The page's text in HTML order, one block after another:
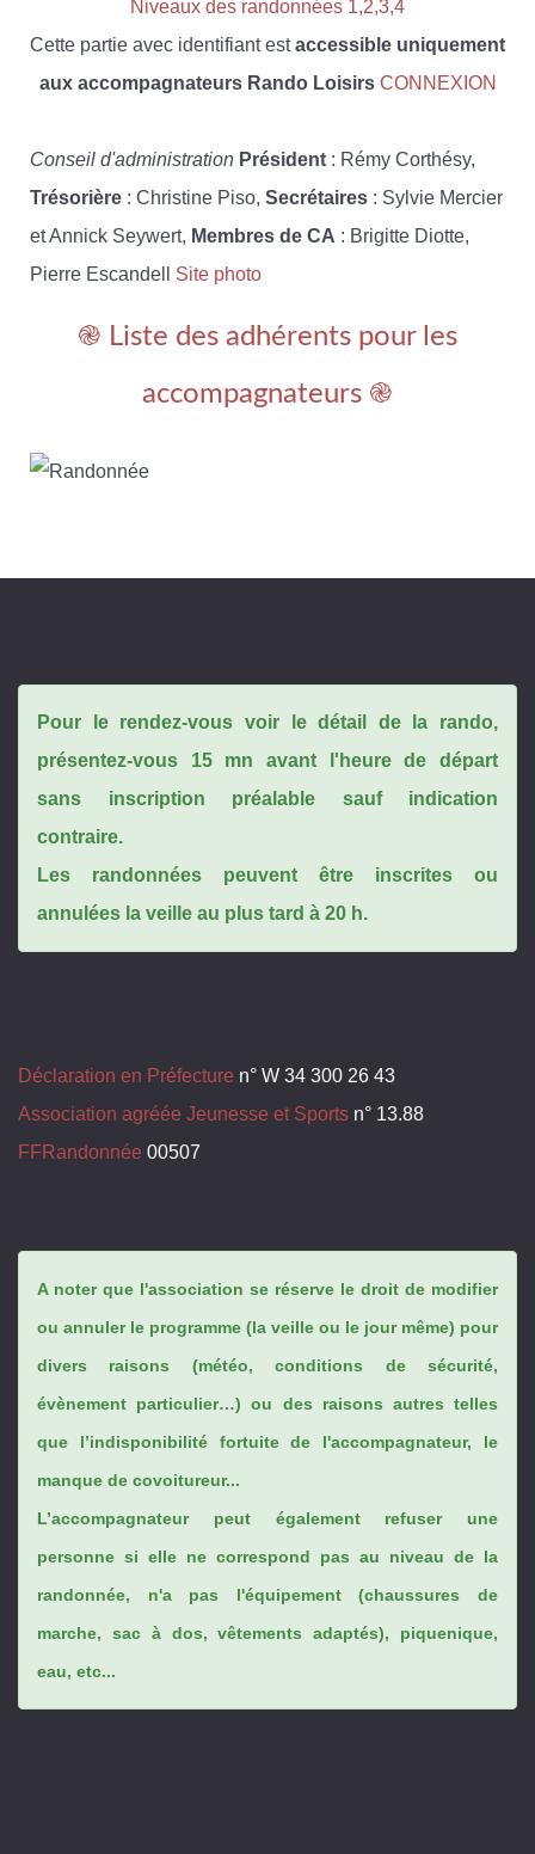
Niveaux des randonnées 1,2,3,4
Cette partie avec identifiant estaccessible uniquement
aux accompagnateurs Rando Loisirs CONNEXION
Conseil d'administration Président : Rémy Corthésy,
Trésorière : Christine Piso, Secrétaires : Sylvie Mercier
et Annick Seywert, Membres de CA : Brigitte Diotte,
Pierre Escandell Site photo
֎ Liste des adhérents pour les
accompagnateurs ֎
Pour le rendez-vous voir le détail de la rando,
présentez-vous 15 mn avant l'heure de départ
sans inscription préalable sauf indication
contraire.
Les randonnées peuvent être inscrites ou
annulées la veille au plus tard à 20 h.
Déclaration en Préfecture n° W 34 300 26 43
Association agréée Jeunesse et Sports n° 13.88
FFRandonnée 00507
A noter que l'association se réserve le droit de modifier
ou annuler le programme (la veille ou le jour même) pour
divers raisons (météo, conditions de sécurité,
évènement particulier…) ou des raisons autres telles
que l’indisponibilité fortuite de l'accompagnateur, le
manque de covoitureur...
L’accompagnateur peut également refuser une
personne si elle ne correspond pas au niveau de la
randonnée, n'a pas l'équipement (chaussures de
marche, sac à dos, vêtements adaptés), piquenique,
eau, etc...